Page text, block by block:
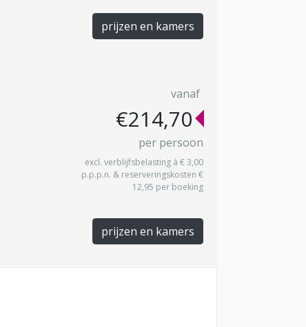
prijzen en kamers
vanaf
€214,70
per persoon
excl. verblijfsbelasting à € 3,00
p.p.p.n. & reserveringskosten €
12,95 per boeking
prijzen en kamers